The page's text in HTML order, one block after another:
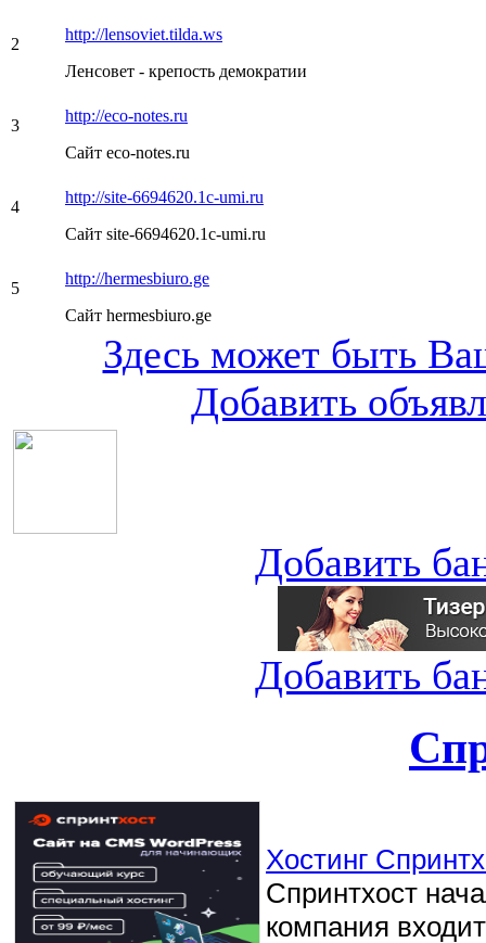
2
http://lensoviet.tilda.ws
Ленсовет - крепость демократии
3
http://eco-notes.ru
Сайт eco-notes.ru
4
http://site-6694620.1c-umi.ru
Сайт site-6694620.1c-umi.ru
5
http://hermesbiuro.ge
Сайт hermesbiuro.ge
Здесь может быть
Добавить
Добавить
Добавить
Хостинг
Спринтхост
компания